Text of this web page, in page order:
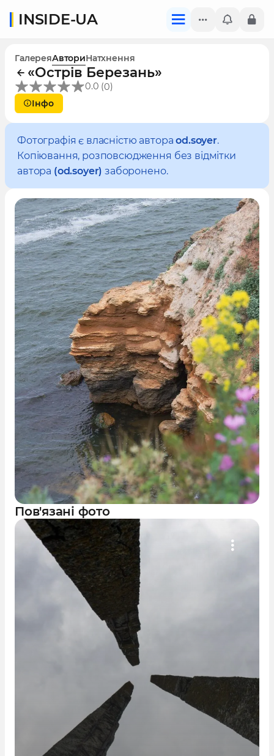
INSIDE-UA
ГалереяАвториНатхнення
«Острів Березань»
0.0 (0)
Інфо
Фотографія є власністю автораod.soyer.
Копіювання, розповсюдження без відмітки
автора (od.soyer) заборонено.
Пов'язані фото